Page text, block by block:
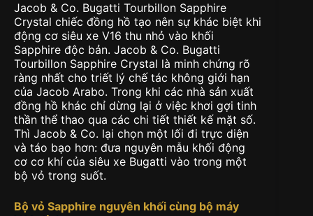
Jacob & Co. Bugatti Tourbillon Sapphire
Crystal chiếc đồng hồ tạo nên sự khác biệt khi
động cơ siêu xe V16 thu nhỏ vào khối
Sapphire độc bản. Jacob & Co. Bugatti
Tourbillon Sapphire Crystal là minh chứng rõ
ràng nhất cho triết lý chế tác không giới hạn
của Jacob Arabo. Trong khi các nhà sản xuất
đồng hồ khác chỉ dừng lại ở việc khơi gợi tinh
thần thể thao qua các chi tiết thiết kế mặt số.
Thì Jacob & Co. lại chọn một lối đi trực diện
và táo bạo hơn: đưa nguyên mẫu khối động
cơ cơ khí của siêu xe Bugatti vào trong một
bộ vỏ trong suốt.
Bộ vỏ Sapphire nguyên khối cùng bộ máy